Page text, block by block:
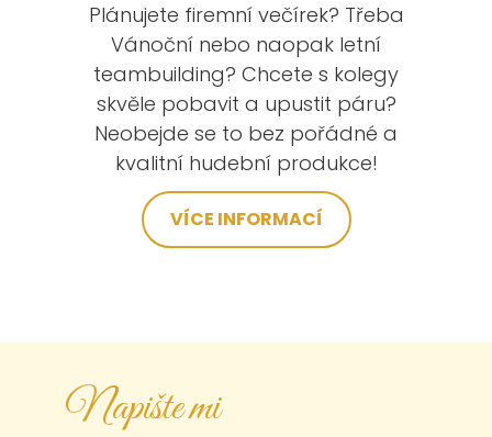
Plánujete firemní večírek? Třeba
Vánoční nebo naopak letní
teambuilding? Chcete s kolegy
skvěle pobavit a upustit páru?
Neobejde se to bez pořádné a
kvalitní hudební produkce!
VÍCE INFORMACÍ
Napište mi